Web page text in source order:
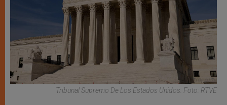
Tribunal Supremo De Los Estados Unidos. Foto: RTVE